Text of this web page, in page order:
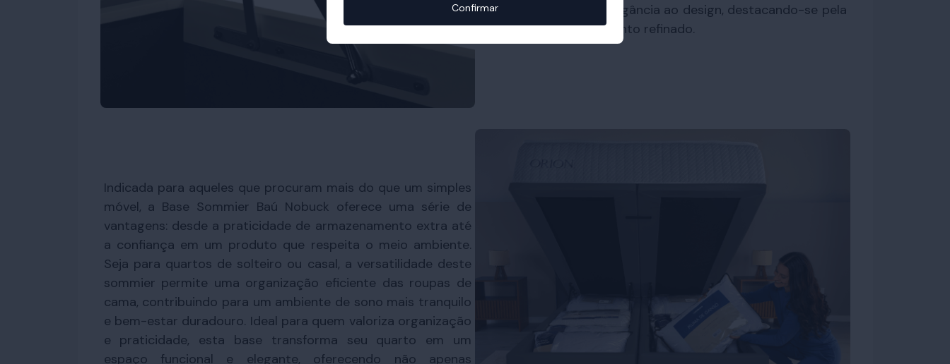
toque de robustez e elegância ao design, destacando-se pela
durabilidade e acabamento refinado.
Indicada para aqueles que procuram mais do que um simples
móvel, a Base Sommier Baú Nobuck oferece uma série de
vantagens: desde a praticidade de armazenamento extra até
a confiança em um produto que respeita o meio ambiente.
Seja para quartos de solteiro ou casal, a versatilidade deste
sommier permite uma organização eficiente das roupas de
cama, contribuindo para um ambiente de sono mais tranquilo
e bem-estar duradouro. Ideal para quem valoriza organização
e praticidade, esta base transforma seu quarto em um
espaço funcional e elegante, oferecendo não apenas
Confirmar